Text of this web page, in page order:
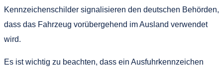
Kennzeichenschilder signalisieren den deutschen Behörden,
dass das Fahrzeug vorübergehend im Ausland verwendet
wird.
Es ist wichtig zu beachten, dass ein Ausfuhrkennzeichen